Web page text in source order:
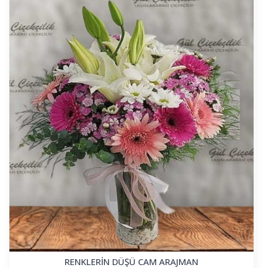
RENKLERİN DÜŞÜ CAM ARAJMAN